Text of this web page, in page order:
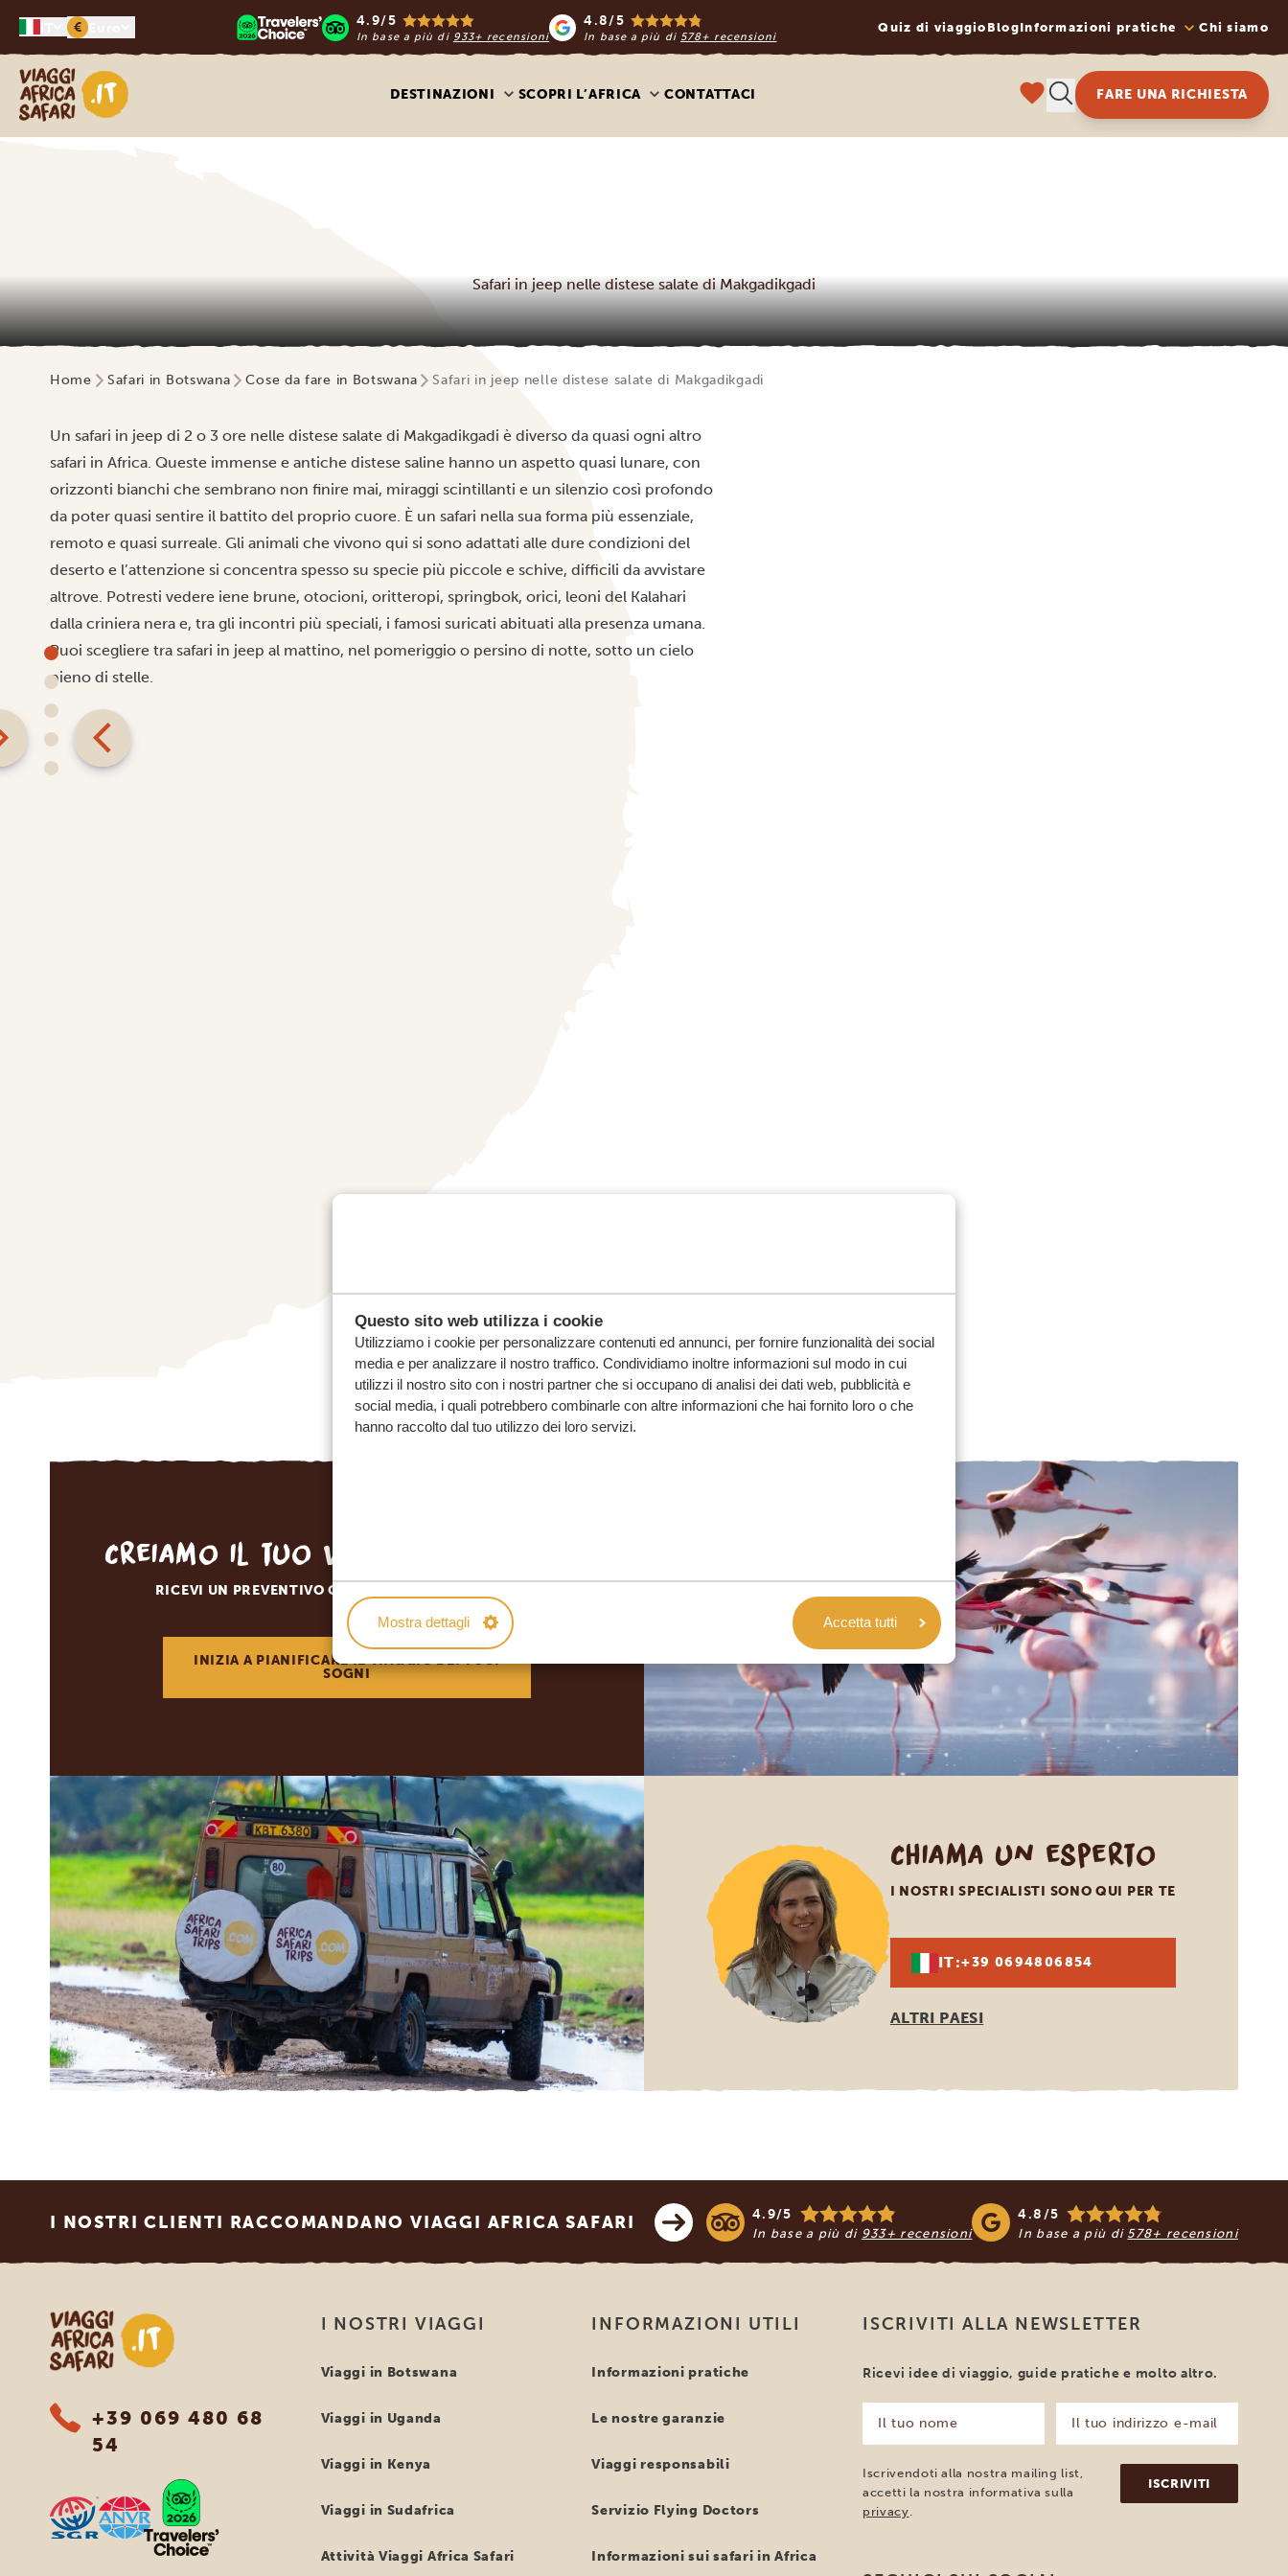
Questo sito web utilizza i cookie
Utilizziamo i cookie per personalizzare contenuti ed annunci, per fornire funzionalità dei social
media e per analizzare il nostro traffico. Condividiamo inoltre informazioni sul modo in cui
utilizzi il nostro sito con i nostri partner che si occupano di analisi dei dati web, pubblicità e
social media, i quali potrebbero combinarle con altre informazioni che hai fornito loro o che
hanno raccolto dal tuo utilizzo dei loro servizi.
Mostra dettagli Accetta tutti
€ 4.9/5
In base a più di 933+ recensioni
4.8/5
In base a più di 578+ recensioni
Quiz di viaggio BlogInformazioni pratiche Chi siamo
Viaggi Africa Safari
DESTINAZIONI SCOPRI L’AFRICA CONTATTACI FARE UNA RICHIESTA
Safari in jeep nelle distese salate di Makgadikgadi
Home Safari in Botswana Cose da fare in Botswana Safari in jeep nelle distese salate di Makgadikgadi
Un safari in jeep di 2 o 3 ore nelle distese salate di Makgadikgadi è diverso da quasi ogni altro
safari in Africa. Queste immense e antiche distese saline hanno un aspetto quasi lunare, con
orizzonti bianchi che sembrano non finire mai, miraggi scintillanti e un silenzio così profondo
da poter quasi sentire il battito del proprio cuore. È un safari nella sua forma più essenziale,
remoto e quasi surreale. Gli animali che vivono qui si sono adattati alle dure condizioni del
deserto e l’attenzione si concentra spesso su specie più piccole e schive, difficili da avvistare
altrove. Potresti vedere iene brune, otocioni, oritteropi, springbok, orici, leoni del Kalahari
dalla criniera nera e, tra gli incontri più speciali, i famosi suricati abituati alla presenza umana.
Puoi scegliere tra safari in jeep al mattino, nel pomeriggio o persino di notte, sotto un cielo
pieno di stelle.
Creiamo il tuo viaggio su misura
RICEVI UN PREVENTIVO GRATUITO E SENZA IMPEGNO
INIZIA A PIANIFICARE IL VIAGGIO DEI TUOI
SOGNI
Chiama un esperto
I NOSTRI SPECIALISTI SONO QUI PER TE
IT:+39 0694806854
ALTRI PAESI
I NOSTRI CLIENTI RACCOMANDANO VIAGGI AFRICA SAFARI 4.9/5
In base a più di 933+ recensioni
4.8/5
In base a più di 578+ recensioni
Viaggi Africa Safari
+39 069 480 68
54
I NOSTRI VIAGGI
Viaggi in Botswana
Viaggi in Uganda
Viaggi in Kenya
Viaggi in Sudafrica
Attività Viaggi Africa Safari
INFORMAZIONI UTILI
Informazioni pratiche
Le nostre garanzie
Viaggi responsabili
Servizio Flying Doctors
Informazioni sui safari in Africa
ISCRIVITI ALLA NEWSLETTER
Ricevi idee di viaggio, guide pratiche e molto altro.
tuo
nome
(Obbligatorio)
tuo
indirizzo
e-
mail
(Obbligatorio)
Iscrivendoti alla nostra mailing list,
accetti la nostra informativa sulla
privacy.